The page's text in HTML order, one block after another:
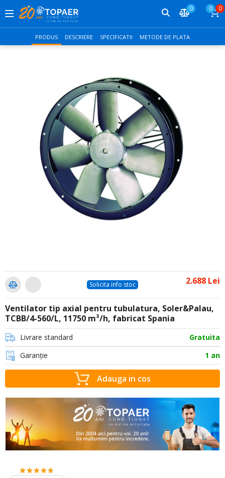
0 0 0
PRODUS DESCRIERE SPECIFICATII METODE DE PLATA
Solicita info stoc 2.688 Lei
Ventilator tip axial pentru tubulatura, Soler&Palau,
TCBB/4-560/L, 11750 m³/h, fabricat Spania
Livrare standard
Gratuita
Garanție
1 an
Adauga in cos